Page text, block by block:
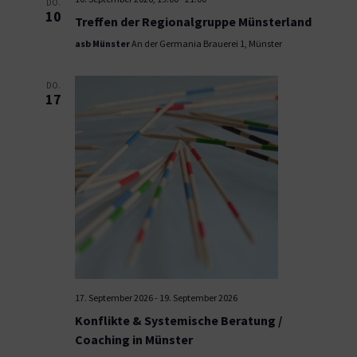
DO.
10 Treffen der Regionalgruppe Münsterland
asb MünsterAn der Germania Brauerei 1, Münster
DO.
17
17. September 2026- 19. September 2026
Konflikte & Systemische Beratung /
Coaching in Münster